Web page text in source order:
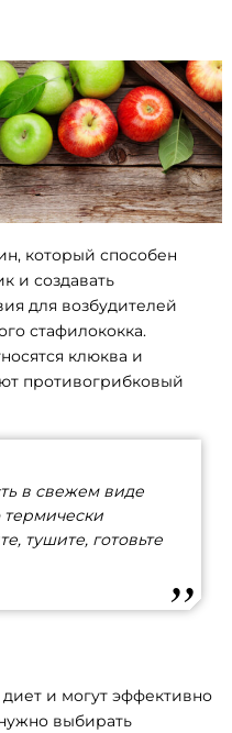
который способен
и создавать
для возбудителей
стафилококка.
клюква и
противогрибковый
в свежем виде
тушите, готовьте
и могут эффективно
выбирать